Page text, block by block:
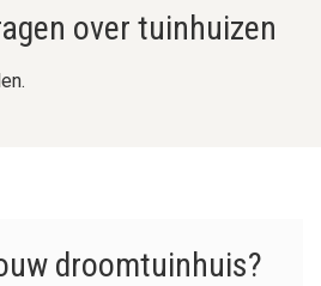
over tuinhuizen
droomtuinhuis?